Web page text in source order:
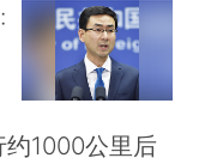
1000公里后